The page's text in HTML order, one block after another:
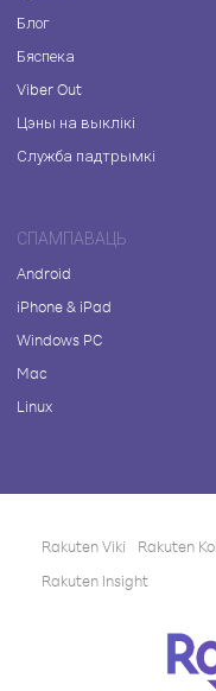
Блог
Бяспека
Viber Out
Цэны на выклікі
Служба падтрымкі
СПАМПАВАЦЬ
Android
iPhone & iPad
Windows PC
Mac
Linux
Rakuten Viki Rakuten
Rakuten Insight